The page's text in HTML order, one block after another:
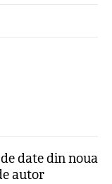
date din noua
autor